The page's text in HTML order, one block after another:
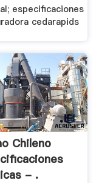
especificaciones
cedarapids
Chileno
- .